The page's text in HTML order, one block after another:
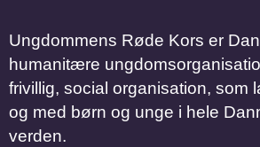
Ungdommens Røde Kors er
humanitære
frivillig, social organisation, som
og med børn og unge i hele
verden.